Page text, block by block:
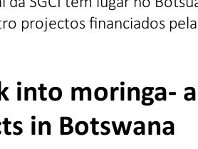
projectos financiados pela
into moringa-
in Botswana